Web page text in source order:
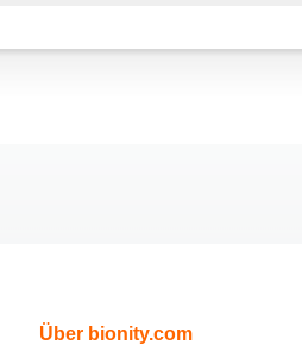
Über bionity.com